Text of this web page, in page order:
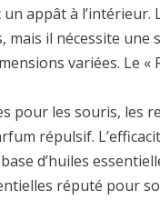
appât à
il nécessite
variées. Le
les souris, les
répulsif.
d’huiles
réputé pour